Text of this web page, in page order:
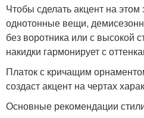
Чтобы сделать акцент на
однотонные вещи,
без воротника или с высокой
накидки гармонирует с
Платок с кричащим
создаст акцент на чертах
Основные рекомендации